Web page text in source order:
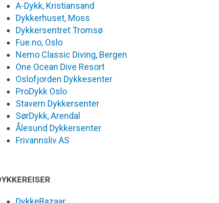
A-Dykk, Kristiansand
Dykkerhuset, Moss
Dykkersentret Tromsø
Fue.no, Oslo
Nemo Classic Diving, Bergen
One Ocean Dive Resort
Oslofjorden Dykkesenter
ProDykk Oslo
Stavern Dykkersenter
SørDykk, Arendal
Ålesund Dykkersenter
Frivannsliv AS